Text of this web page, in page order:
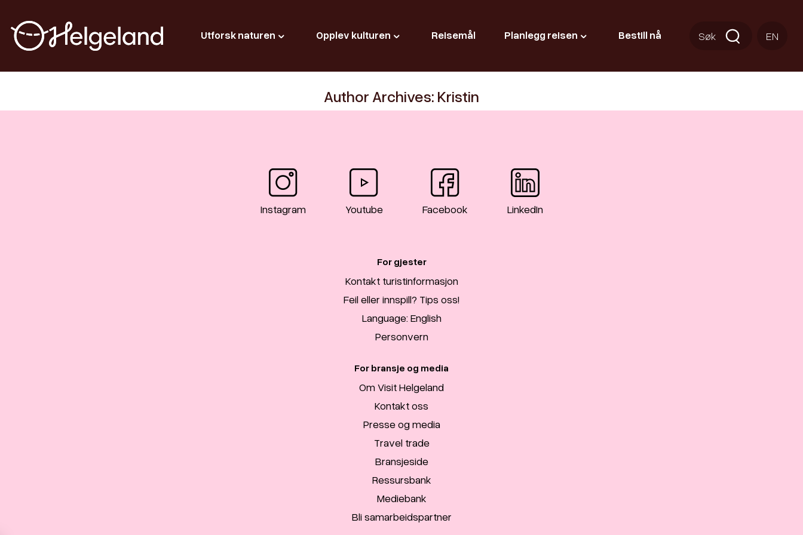
Utforsk naturen Opplev kulturen Reisemål Planlegg reisen Bestill nå Søk EN
Author Archives: Kristin
Instagram Youtube Facebook LinkedIn
For gjester
Kontakt turistinformasjon
Feil eller innspill? Tips oss!
Language: English
Personvern
For bransje og media
Om Visit Helgeland
Kontakt oss
Presse og media
Travel trade
Bransjeside
Ressursbank
Mediebank
Bli samarbeidspartner